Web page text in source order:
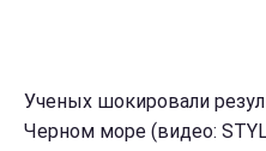
Ученых шокировали
Черном море (видео: